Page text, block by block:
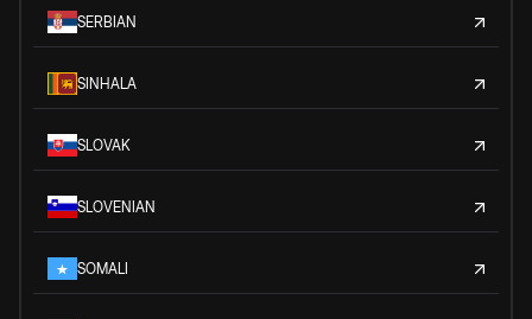
SERBIAN
SINHALA
SLOVAK
SLOVENIAN
SOMALI